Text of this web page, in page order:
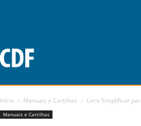
Início Manuais e Cartilhas Livro Simplificar
Manuais e Cartilhas